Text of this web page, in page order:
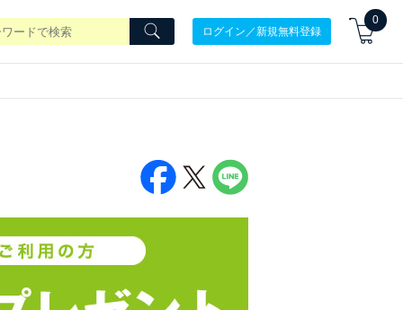
ログイン／新規無料登録
0